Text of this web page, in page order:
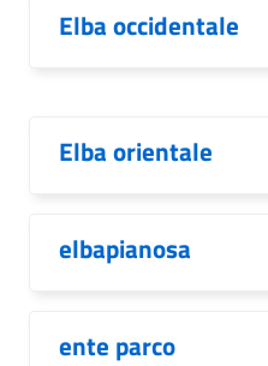
Elba occidentale
Elba orientale
elbapianosa
ente parco